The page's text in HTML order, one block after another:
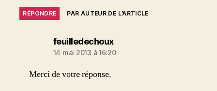
RÉPONDRE PAR AUTEUR DE L’ARTICLE
feuilledechouxdit :
14 mai 2013 à 16:20
Merci de votre réponse.